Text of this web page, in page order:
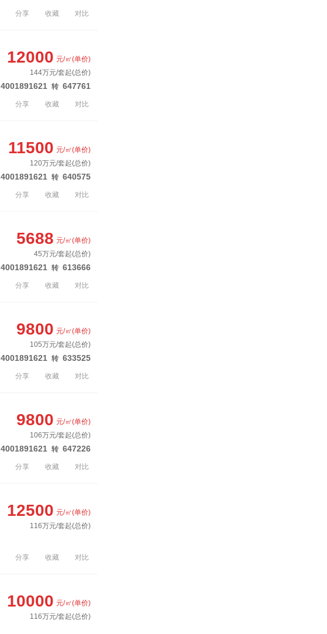
分享 收藏 对比
4001891621 转 647761
12000 元/㎡(单价)
144万元/套起(总价)
分享 收藏 对比
4001891621 转 640575
11500 元/㎡(单价)
120万元/套起(总价)
分享 收藏 对比
4001891621 转 613666
5688 元/㎡(单价)
45万元/套起(总价)
分享 收藏 对比
4001891621 转 633525
9800 元/㎡(单价)
105万元/套起(总价)
分享 收藏 对比
4001891621 转 647226
9800 元/㎡(单价)
106万元/套起(总价)
分享 收藏 对比
12500 元/㎡(单价)
116万元/套起(总价)
分享 收藏 对比
10000 元/㎡(单价)
116万元/套起(总价)